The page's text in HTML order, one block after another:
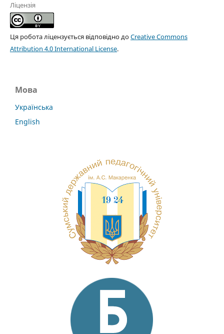
Ліцензія
Ця робота ліцензується відповідно доCreative Commons
Attribution 4.0 International License.
Мова
Українська
English